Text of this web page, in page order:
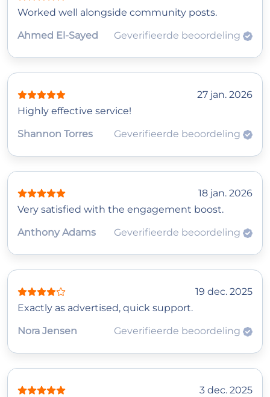
Worked well alongside community posts.
Ahmed El‑Sayed
Geverifieerde beoordeling
27 jan. 2026
Highly effective service!
Shannon Torres
Geverifieerde beoordeling
18 jan. 2026
Very satisfied with the engagement boost.
Anthony Adams
Geverifieerde beoordeling
19 dec. 2025
Exactly as advertised, quick support.
Nora Jensen
Geverifieerde beoordeling
3 dec. 2025